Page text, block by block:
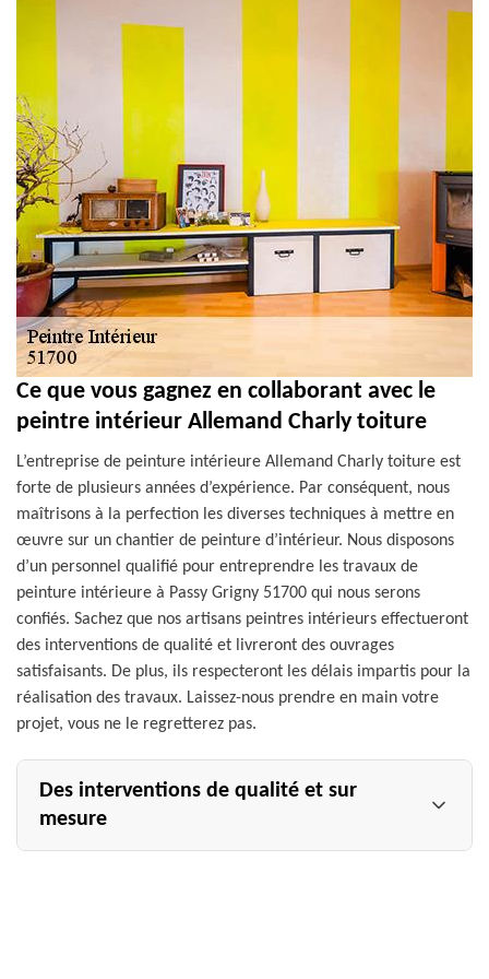
Ce que vous gagnez en collaborant avec le
peintre intérieur Allemand Charly toiture
L’entreprise de peinture intérieure Allemand Charly toiture est
forte de plusieurs années d’expérience. Par conséquent, nous
maîtrisons à la perfection les diverses techniques à mettre en
œuvre sur un chantier de peinture d’intérieur. Nous disposons
d’un personnel qualifié pour entreprendre les travaux de
peinture intérieure à Passy Grigny 51700 qui nous serons
confiés. Sachez que nos artisans peintres intérieurs effectueront
des interventions de qualité et livreront des ouvrages
satisfaisants. De plus, ils respecteront les délais impartis pour la
réalisation des travaux. Laissez-nous prendre en main votre
projet, vous ne le regretterez pas.
Des interventions de qualité et sur
mesure